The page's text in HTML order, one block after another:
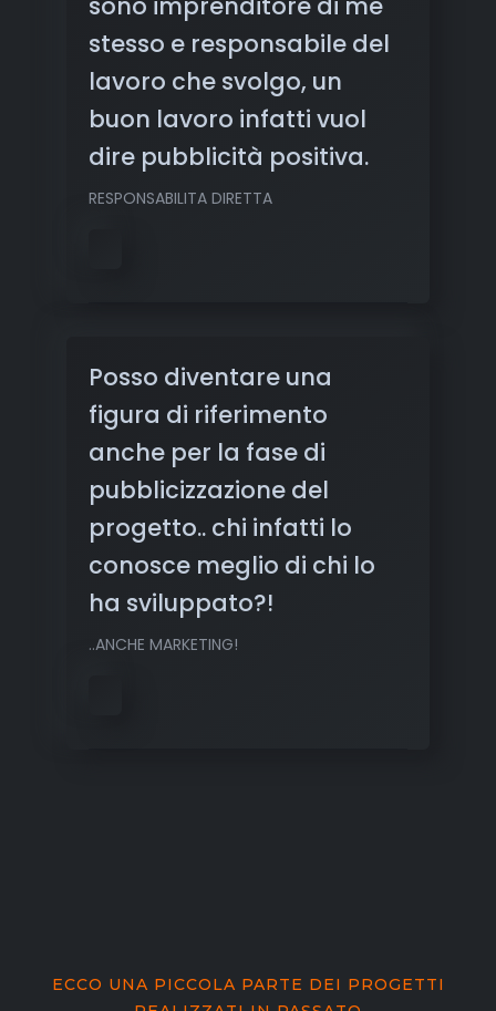
sono imprenditore di me
stesso e responsabile del
lavoro che svolgo, un
buon lavoro infatti vuol
dire pubblicità positiva.
RESPONSABILITA DIRETTA
Posso diventare una
figura di riferimento
anche per la fase di
pubblicizzazione del
progetto.. chi infatti lo
conosce meglio di chi lo
ha sviluppato?!
..ANCHE MARKETING!
ECCO UNA PICCOLA PARTE DEI PROGETTI